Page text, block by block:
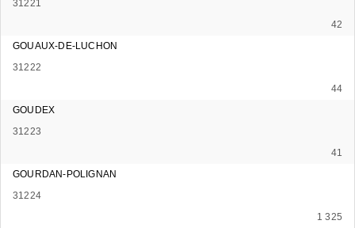
31221
42
GOUAUX-DE-LUCHON
31222
44
GOUDEX
31223
41
GOURDAN-POLIGNAN
31224
1 325